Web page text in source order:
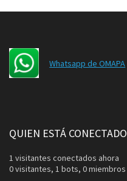
Whatsapp de OMAPA
QUIEN ESTÁ CONECTADO
1 visitantes conectados ahora
0 visitantes, 1 bots, 0 miembros